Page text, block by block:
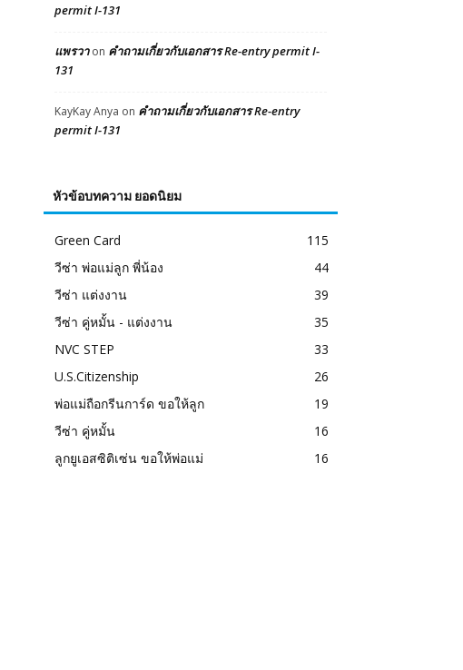
permit I-131
แพรวาon คำถามเกี่ยวกับเอกสาร Re-entry permit I-
131
KayKay Anya on คำถามเกี่ยวกับเอกสาร Re-entry
permit I-131
หัวข้อบทความ ยอดนิยม
Green Card
115
วีซ่า พ่อแม่ลูก พี่น้อง
44
วีซ่า แต่งงาน
39
วีซ่า คู่หมั้น - แต่งงาน
35
NVC STEP
33
U.S.Citizenship
26
พ่อแม่ถือกรีนการ์ด ขอให้ลูก
19
วีซ่า คู่หมั้น
16
ลูกยูเอสซิติเซ่น ขอให้พ่อแม่
16